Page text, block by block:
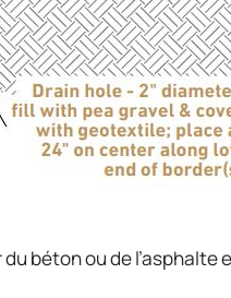
béton ou de